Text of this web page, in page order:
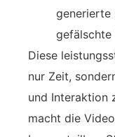
generierte
gefälschte
Diese
nur Zeit,
und Interaktion
macht die